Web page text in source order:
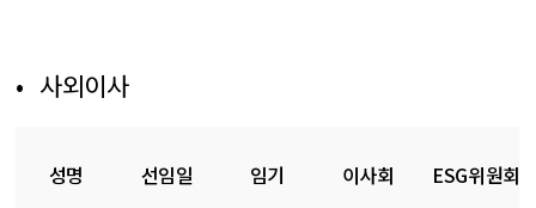
사외이사
성명 선임일 임기 이사회 ESG위원회